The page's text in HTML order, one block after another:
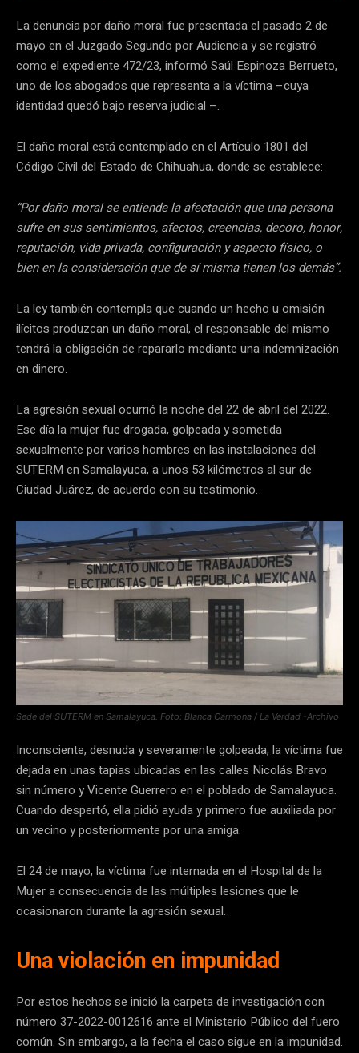
La denuncia por daño moral fue presentada el pasado 2 de
mayo en el Juzgado Segundo por Audiencia y se registró
como el expediente 472/23, informó Saúl Espinoza Berrueto,
uno de los abogados que representa a la víctima –cuya
identidad quedó bajo reserva judicial –.
El daño moral está contemplado en el Artículo 1801 del
Código Civil del Estado de Chihuahua, donde se establece:
“Por daño moral se entiende la afectación que una persona
sufre en sus sentimientos, afectos, creencias, decoro, honor,
reputación, vida privada, configuración y aspecto físico, o
bien en la consideración que de sí misma tienen los demás”.
La ley también contempla que cuando un hecho u omisión
ilícitos produzcan un daño moral, el responsable del mismo
tendrá la obligación de repararlo mediante una indemnización
en dinero.
La agresión sexual ocurrió la noche del 22 de abril del 2022.
Ese día la mujer fue drogada, golpeada y sometida
sexualmente por varios hombres en las instalaciones del
SUTERM en Samalayuca, a unos 53 kilómetros al sur de
Ciudad Juárez, de acuerdo con su testimonio.
Sede del SUTERM en Samalayuca. Foto: Blanca Carmona / La Verdad -Archivo
Inconsciente, desnuda y severamente golpeada, la víctima fue
dejada en unas tapias ubicadas en las calles Nicolás Bravo
sin número y Vicente Guerrero en el poblado de Samalayuca.
Cuando despertó, ella pidió ayuda y primero fue auxiliada por
un vecino y posteriormente por una amiga.
El 24 de mayo, la víctima fue internada en el Hospital de la
Mujer a consecuencia de las múltiples lesiones que le
ocasionaron durante la agresión sexual.
Una violación en impunidad
Por estos hechos se inició la carpeta de investigación con
número 37-2022-0012616 ante el Ministerio Público del fuero
común. Sin embargo, a la fecha el caso sigue en la impunidad.